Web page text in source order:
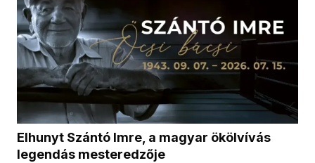
Elhunyt Szántó Imre, a magyar ökölvívás
legendás mesteredzője